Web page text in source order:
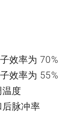
效率为 70%
效率为 55%
度
脉冲率